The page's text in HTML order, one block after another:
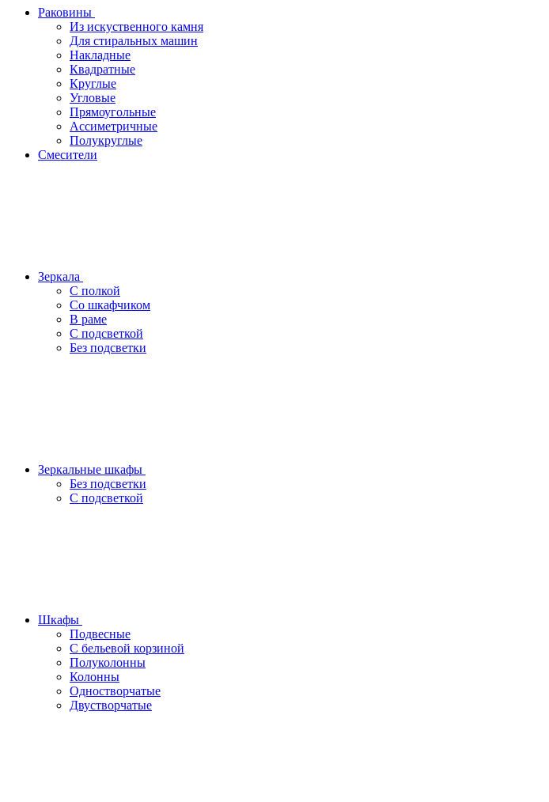
Раковины
Из искуственного камня
Для стиральных машин
Накладные
Квадратные
Круглые
Угловые
Прямоугольные
Ассиметричные
Полукруглые
Смесители
Зеркала
С полкой
Со шкафчиком
В раме
С подсветкой
Без подсветки
Зеркальные шкафы
Без подсветки
С подсветкой
Шкафы
Подвесные
С бельевой корзиной
Полуколонны
Колонны
Одностворчатые
Двустворчатые